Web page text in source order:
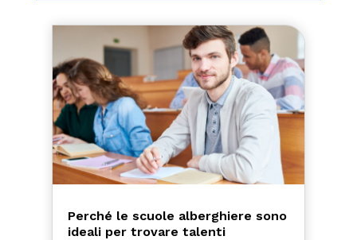
Perché le scuole alberghiere sono
ideali per trovare talenti